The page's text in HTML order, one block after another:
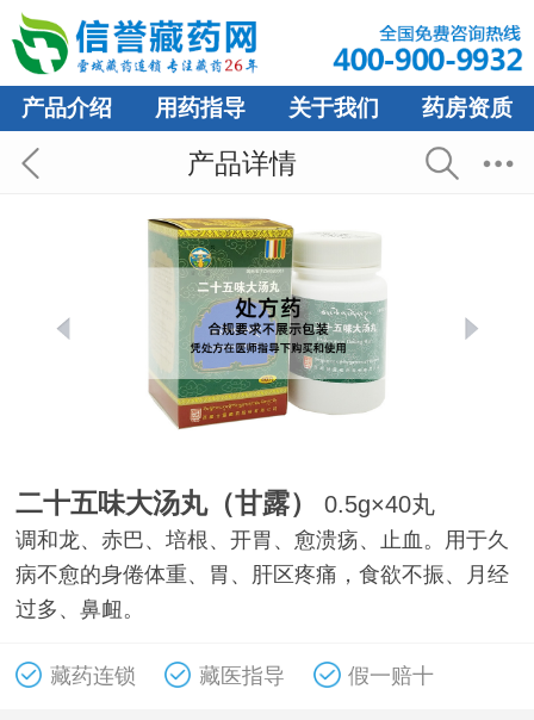
产品介绍 用药指导 关于我们 药房资质
产品详情
二十五味大汤丸（甘露） 0.5g×40丸
调和龙、赤巴、培根、开胃、愈溃疡、止血。用于久
病不愈的身倦体重、胃、肝区疼痛，食欲不振、月经
过多、鼻衄。
藏药连锁 藏医指导 假一赔十